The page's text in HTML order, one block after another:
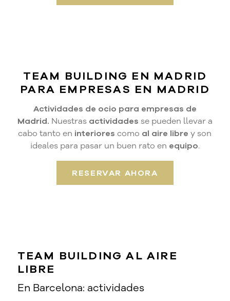
TEAM BUILDING EN MADRID
PARA EMPRESAS EN MADRID
Actividades de ocio para empresas de
Madrid. Nuestras actividades se pueden llevar a
cabo tanto en interiores como al aire libre y son
ideales para pasar un buen rato en equipo.
RESERVAR AHORA
TEAM BUILDING AL AIRE
LIBRE
En Barcelona: actividades